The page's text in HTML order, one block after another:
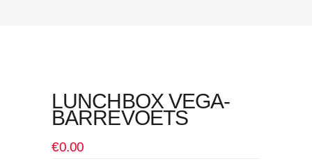
LUNCHBOX VEGA-
BARREVOETS
€0.00